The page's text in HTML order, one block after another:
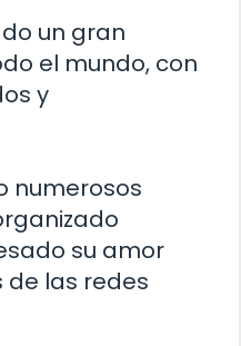
un gran
el mundo, con
y
numerosos
su amor
de las redes